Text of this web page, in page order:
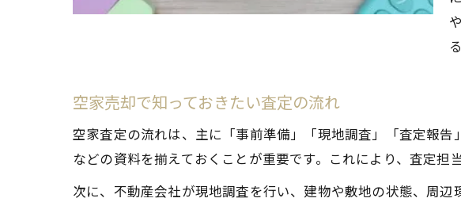
空家
空家
現金化を
空家
空家
空家売却で知っておきたい査定の流れ
空家査定の流れは、主に「事前準備」「現地調査」「査定報
などの資料を揃えておくことが重要です。これにより、査定担
次に、不動産会社が現地調査を行い、建物や敷地の状態、周